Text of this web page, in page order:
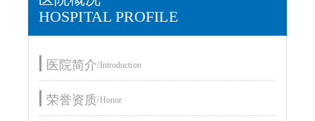
HOSPITAL PROFILE
医院简介/Introduction
荣誉资质/Honor